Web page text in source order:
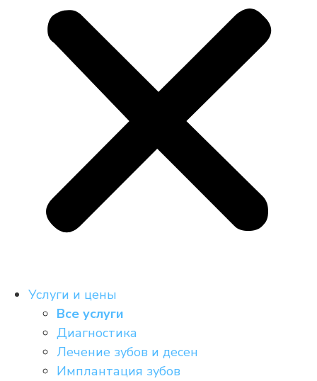
Услуги и цены
Все услуги
Диагностика
Лечение зубов и десен
Имплантация зубов